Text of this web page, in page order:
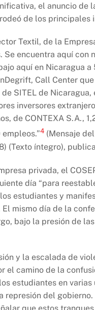
el anuncio de
de los principales
Textil, de la
Se encuentra aquí con
aquí en Nicaragua
Call Center
SITEL de
inversores
de CONTEXA S.A.,
4 (Mensaje
(Texto íntegro),
privada, el
día “para
estudiantes y
mismo día de la
bajo la presión de
y la escalada de
el camino de la
estudiantes en
represión del